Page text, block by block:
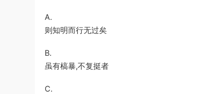
A.
则知明而行无过矣
B.
虽有槁暴,不复挺者
C.